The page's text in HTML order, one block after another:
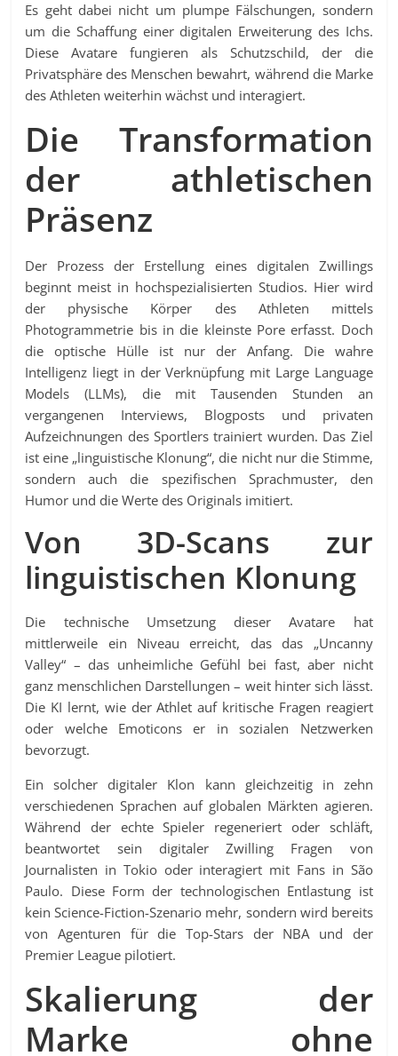
Es geht dabei nicht um plumpe Fälschungen, sondern
um die Schaffung einer digitalen Erweiterung des Ichs.
Diese Avatare fungieren als Schutzschild, der die
Privatsphäre des Menschen bewahrt, während die Marke
des Athleten weiterhin wächst und interagiert.
Die Transformation
der athletischen
Präsenz
Der Prozess der Erstellung eines digitalen Zwillings
beginnt meist in hochspezialisierten Studios. Hier wird
der physische Körper des Athleten mittels
Photogrammetrie bis in die kleinste Pore erfasst. Doch
die optische Hülle ist nur der Anfang. Die wahre
Intelligenz liegt in der Verknüpfung mit Large Language
Models (LLMs), die mit Tausenden Stunden an
vergangenen Interviews, Blogposts und privaten
Aufzeichnungen des Sportlers trainiert wurden. Das Ziel
ist eine „linguistische Klonung“, die nicht nur die Stimme,
sondern auch die spezifischen Sprachmuster, den
Humor und die Werte des Originals imitiert.
Von 3D-Scans zur
linguistischen Klonung
Die technische Umsetzung dieser Avatare hat
mittlerweile ein Niveau erreicht, das das „Uncanny
Valley“ – das unheimliche Gefühl bei fast, aber nicht
ganz menschlichen Darstellungen – weit hinter sich lässt.
Die KI lernt, wie der Athlet auf kritische Fragen reagiert
oder welche Emoticons er in sozialen Netzwerken
bevorzugt.
Ein solcher digitaler Klon kann gleichzeitig in zehn
verschiedenen Sprachen auf globalen Märkten agieren.
Während der echte Spieler regeneriert oder schläft,
beantwortet sein digitaler Zwilling Fragen von
Journalisten in Tokio oder interagiert mit Fans in São
Paulo. Diese Form der technologischen Entlastung ist
kein Science-Fiction-Szenario mehr, sondern wird bereits
von Agenturen für die Top-Stars der NBA und der
Premier League pilotiert.
Skalierung der
Marke ohne